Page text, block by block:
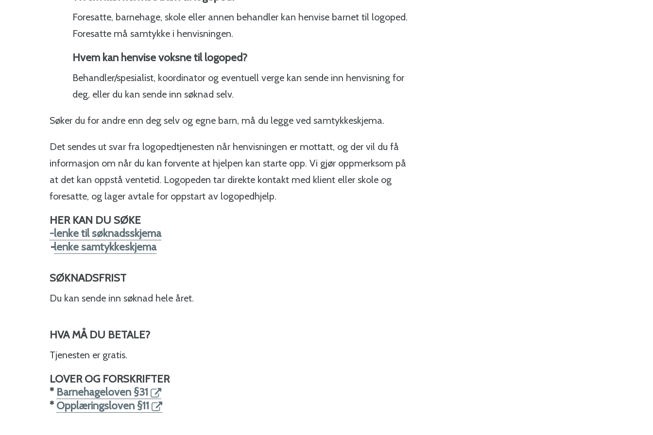
Foresatte, barnehage, skole eller annen behandler kan henvise barnet til logoped.
Foresatte må samtykke i henvisningen.
Hvem kan henvise voksne til logoped?
Behandler/spesialist, koordinator og eventuell verge kan sende inn henvisning for
deg, eller du kan sende inn søknad selv.
Søker du for andre enn deg selv og egne barn, må du legge ved samtykkeskjema.
Det sendes ut svar fra logopedtjenesten når henvisningen er mottatt, og der vil du få
informasjon om når du kan forvente at hjelpen kan starte opp. Vi gjør oppmerksom på
at det kan oppstå ventetid. Logopeden tar direkte kontakt med klient eller skole og
foresatte, og lager avtale for oppstart av logopedhjelp.
HER KAN DU SØKE
-lenke til søknadsskjema
-lenke samtykkeskjema
SØKNADSFRIST
Du kan sende inn søknad hele året.
HVA MÅ DU BETALE?
Tjenesten er gratis.
LOVER OG FORSKRIFTER
* Barnehageloven §31
*Opplæringsloven §11